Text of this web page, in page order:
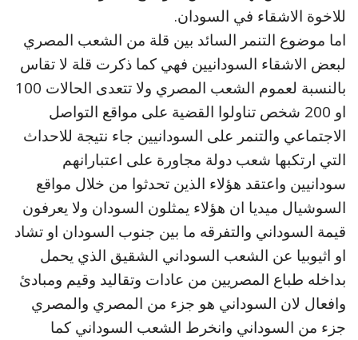
للاخوة الاشقاء في السودان.
اما موضوع التنمر السائد بين قلة من الشعب المصري
لبعض الاشقاء السودانيين فهي كما ذكرت قلة لا تقاس
بالنسبة لعموم الشعب المصري ولا تتعدى الحالات 100
او 200 شخص تناولوا القضية على مواقع التواصل
الاجتماعي والتنمر على السودانيين جاء نتيجة للاحداث
التي ارتكبها شعب دولة مجاورة على اعتبارانهم
سودانيين واعتقد هؤلاء الذين تحدثوا من خلال مواقع
السوشيال ميديا ان هؤلاء يمثلون السودان ولا يعرفون
قيمة السوداني والتفرقه ما بين جنوب السودان او تشاد
او اثيوبيا عن الشعب السوداني الشقيق الذي يحمل
بداخله طباع المصريين من عادات وتقاليد وقيم ومبادئ
وافعال لان السوداني هو جزء من المصري والمصري
جزء من السوداني وانخرط الشعب السوداني كما